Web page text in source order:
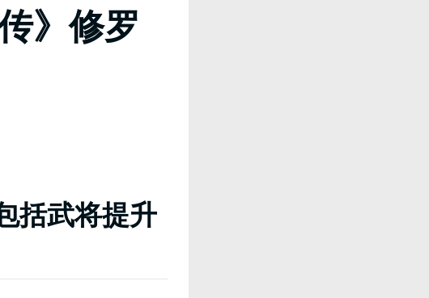
》修罗
括武将提升